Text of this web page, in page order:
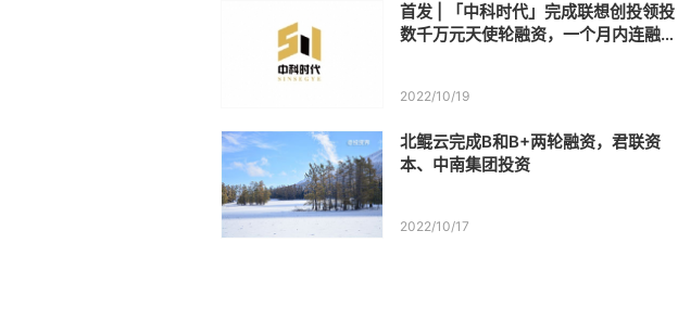
首发 | 「中科时代」完成联想创投领投
数千万元天使轮融资，一个月内连融两
2022/10/19
北鲲云完成B和B+两轮融资，君联资
本、中南集团投资
2022/10/17